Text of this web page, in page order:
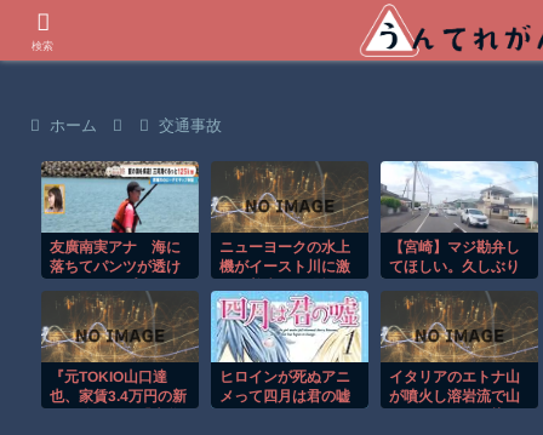
ホーム 交通事故
友廣南実アナ 海に
落ちてパンツが透け
グ！！【GIF動画あ
り】
ニューヨークの水上
機がイースト川に激
瞬間！！
【宮崎】マジ勘弁し
てほしい。久しぶり
イルを見た。
『元TOKIO山口達
也、家賃3.4万円の新
ヒロインが死ぬアニ
メって四月は君の嘘
イタリアのエトナ山
が噴火し溶岩流で山
検索